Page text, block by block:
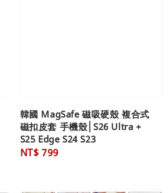
韓國 MagSafe 磁吸硬殼 複合式
磁扣皮套 手機殼│S26 Ultra +
S25 Edge S24 S23
Regular
NT$ 799